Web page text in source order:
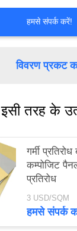
हमसे संपर्क करें!
विवरण प्रकट
इसी तरह के
गर्मी
कम्पोजिट
प्रतिरोध
3 USD/SQM
हमसे संपर्क